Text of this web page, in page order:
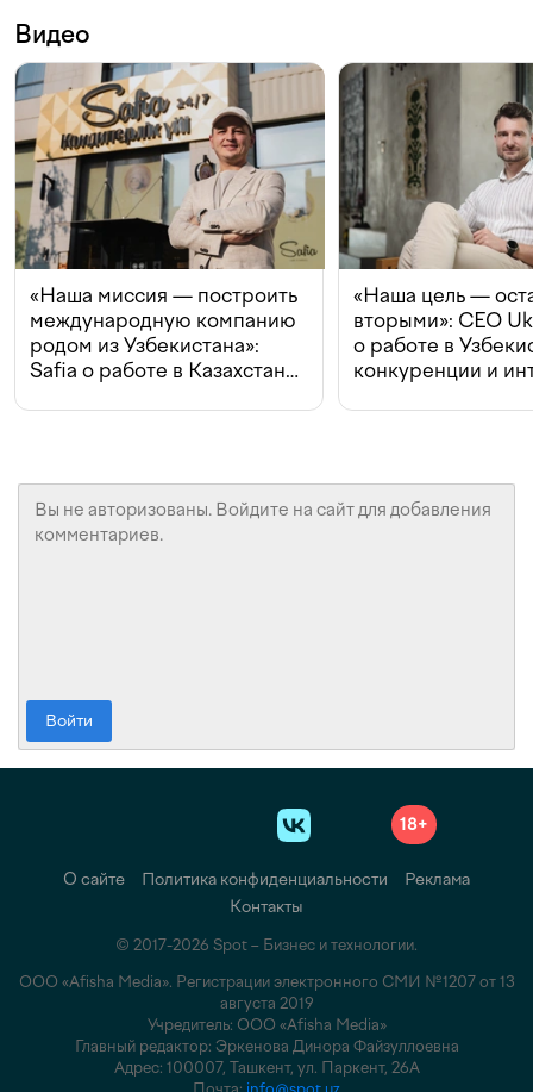
Видео
«Наша миссия — построить
международную компанию
родом из Узбекистана»:
Safia о работе в Казахстане,
«Наша цель —
вторыми»: CEO
о работе в
конкуренции и
Войти
18+
О сайте Политика конфиденциальности
Реклама
Контакты
© 2017-2026 Spot – Бизнес и технологии.
ООО «Afisha Media». Регистрации электронного СМИ №1207 от 13
августа 2019
Учредитель: ООО «Afisha Media»
Главный редактор: Эркенова Динора Файзуллоевна
Адрес: 100007, Ташкент, ул. Паркент, 26А